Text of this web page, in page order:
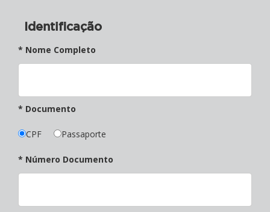
Identificação
* Nome Completo
* Documento
CPF Passaporte
* Número Documento